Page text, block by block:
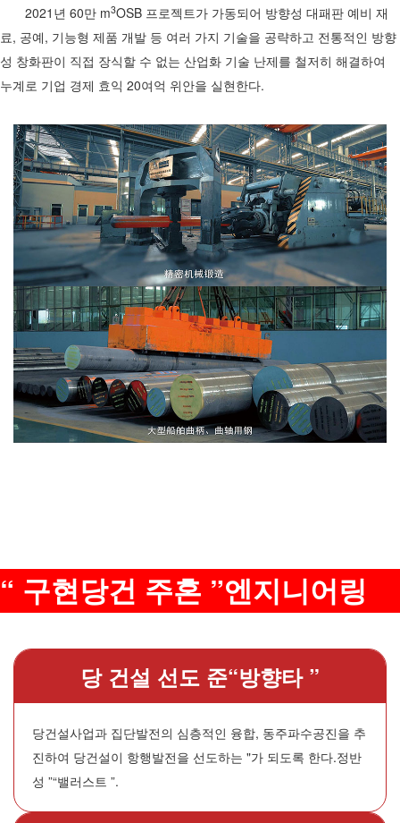
2021년 60만 m3OSB 프로젝트가 가동되어 방향성 대패판 예비 재
료, 공예, 기능형 제품 개발 등 여러 가지 기술을 공략하고 전통적인 방향
성 창화판이 직접 장식할 수 없는 산업화 기술 난제를 철저히 해결하여
누계로 기업 경제 효익 20여억 위안을 실현한다.
“ 구현당건 주혼 ”엔지니어링
당 건설 선도 준“방향타 ”
당건설사업과 집단발전의 심층적인 융합, 동주파수공진을 추
진하여 당건설이 항행발전을 선도하는 "가 되도록 한다.정반
성 ”“밸러스트 ”.